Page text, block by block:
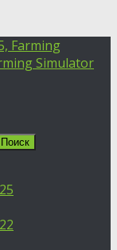
Farming
Simulator